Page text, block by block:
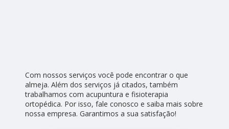
Com nossos serviços você pode encontrar o que
almeja. Além dos serviços já citados, também
trabalhamos com acupuntura e fisioterapia
ortopédica. Por isso, fale conosco e saiba mais sobre
nossa empresa. Garantimos a sua satisfação!